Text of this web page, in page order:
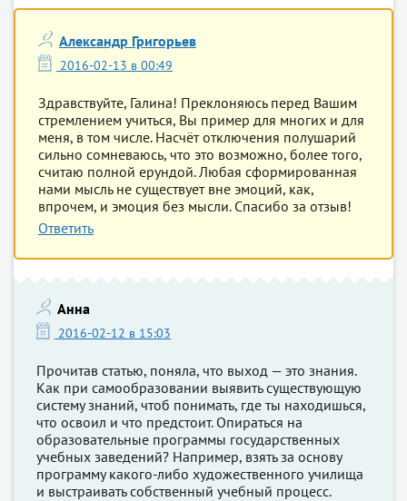
Александр Григорьев
2016-02-13 в 00:49
Здравствуйте, Галина! Преклоняюсь перед Вашим
стремлением учиться, Вы пример для многих и для
меня, в том числе. Насчёт отключения полушарий
сильно сомневаюсь, что это возможно, более того,
считаю полной ерундой. Любая сформированная
нами мысль не существует вне эмоций, как,
впрочем, и эмоция без мысли. Спасибо за отзыв!
Ответить
Анна
2016-02-12 в 15:03
Прочитав статью, поняла, что выход — это знания.
Как при самообразовании выявить существующую
систему знаний, чтоб понимать, где ты находишься,
что освоил и что предстоит. Опираться на
образовательные программы государственных
учебных заведений? Например, взять за основу
программу какого-либо художественного училища
и выстраивать собственный учебный процесс.